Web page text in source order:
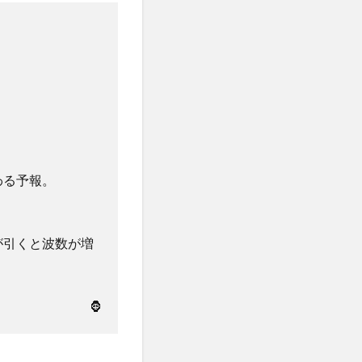
予報。
くと波数が増
🦍